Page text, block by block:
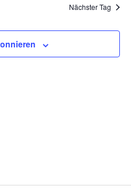
Nächster Tag